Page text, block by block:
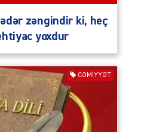
zəngindir ki, heç
yoxdur
CƏMIYYƏT